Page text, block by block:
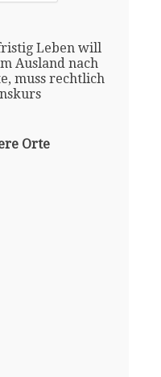
Leben will
Ausland nach
muss rechtlich
Orte